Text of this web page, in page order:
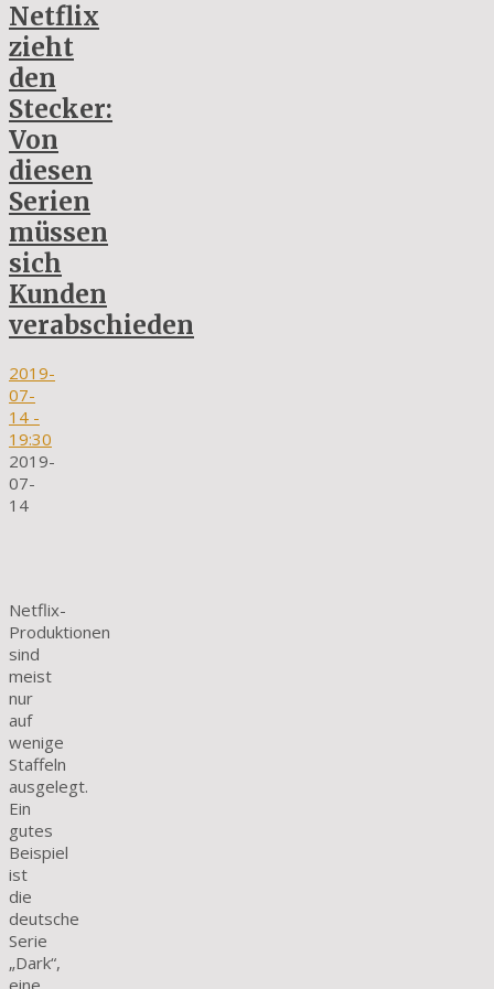
Netflix
zieht
den
Stecker:
Von
diesen
Serien
müssen
sich
Kunden
verabschieden
2019-
07-
14 -
19:30
2019-
07-
14
Netflix-
Produktionen
sind
meist
nur
auf
wenige
Staffeln
ausgelegt.
Ein
gutes
Beispiel
ist
die
deutsche
Serie
„Dark“,